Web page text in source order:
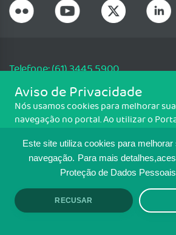
Este site utiliza cookies para
navegação. Para mais
Proteção de Dados
RECUSAR
Telefone: (61) 3445 5900
Email: cfm@portalmedico.org.br
SGAS 616, Conjunto D, Lote 115, L2 Sul, Brasília/
CNPJ: 33.583.550/0001-30
MAPA DO SITE
TRANSPARÊNCIA E
CONTAS
Aviso de Privacidade
Nós usamos cookies para melhorar
navegação no portal. Ao utilizar o
Para ter mais informações sobre
Política de cookies. Se você concorda,
ACEITO